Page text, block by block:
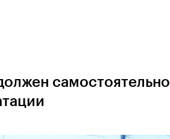
самостоятельно